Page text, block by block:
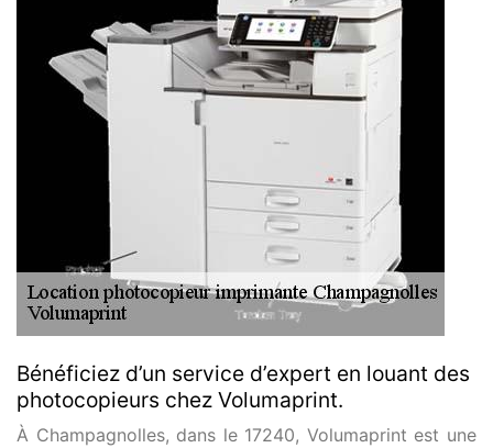
Bénéficiez d’un service d’expert en louant des
photocopieurs chez Volumaprint.
À Champagnolles, dans le 17240, Volumaprint est une